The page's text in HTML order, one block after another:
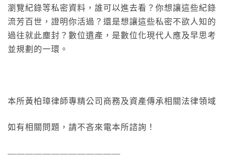
瀏覽紀錄等私密資料，誰可以進去看？你想讓這些紀錄
流芳百世，證明你活過？還是想讓這些私密不欲人知的
過往就此塵封？數位遺產，是數位化現代人應及早思考
並規劃的一環。
本所黃柏璋律師專精公司商務及資產傳承相關法律領域
如有相關問題，請不吝來電本所諮詢！
—————————————